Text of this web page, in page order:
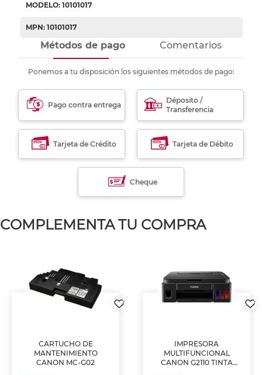
MODELO: 10101017
MPN: 10101017
Métodos de pago Comentarios
Ponemos a tu disposición los siguientes métodos de pago:
Pago contra entrega
Déposito /
Transferencia
Tarjeta de Crédito Tarjeta de Débito
Cheque
COMPLEMENTA TU COMPRA
CARTUCHO DE
MANTENIMIENTO
CANON MC-G02
IMPRESORA
MULTIFUNCIONAL
CANON G2110 TINTA